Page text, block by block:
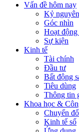
Vấn đề hôm nay
Kỷ
Góc nhìn
Hoạt
Sự kiện
Kinh tế
Tài chính
Đầu tư
Bất động
Tiêu dùng
Thông tin
Khoa học &
Chuyển
Kinh tế số